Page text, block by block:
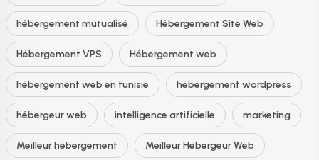
hébergement mutualisé Hébergement Site Web
Hébergement VPS Hébergement web
hébergement web en tunisie hébergement wordpress
hébergeur web intelligence artificielle marketing
Meilleur hébergement Meilleur Hébergeur Web